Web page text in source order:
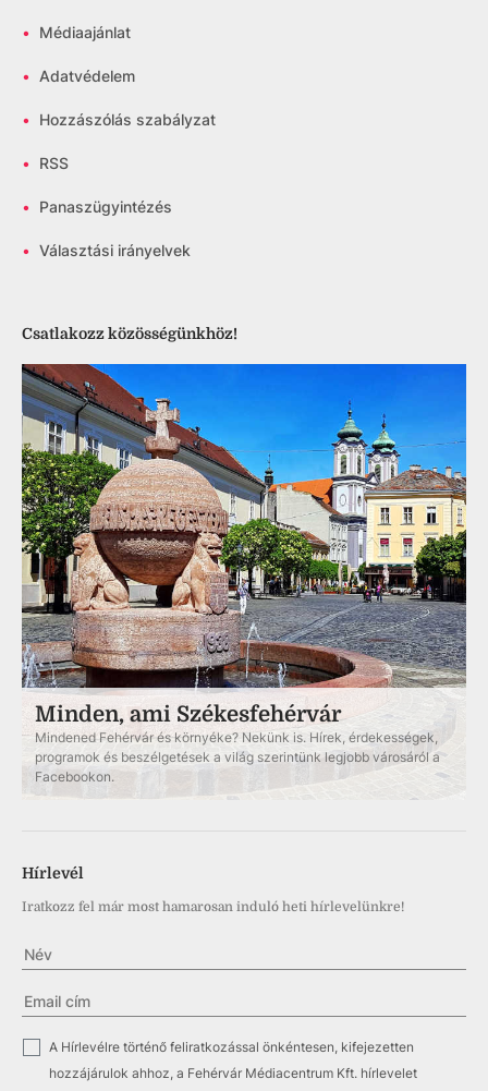
• Médiaajánlat
• Adatvédelem
• Hozzászólás szabályzat
• RSS
• Panaszügyintézés
• Választási irányelvek
Csatlakozz közösségünkhöz!
Minden, ami Székesfehérvár
Mindened Fehérvár és környéke? Nekünk is. Hírek, érdekességek,
programok és beszélgetések a világ szerintünk legjobb városáról a
Facebookon.
Hírlevél
Iratkozz fel már most hamarosan induló heti hírlevelünkre!
✓
A Hírlevélre történő feliratkozással önkéntesen, kifejezetten
hozzájárulok ahhoz, a Fehérvár Médiacentrum Kft. hírlevelet